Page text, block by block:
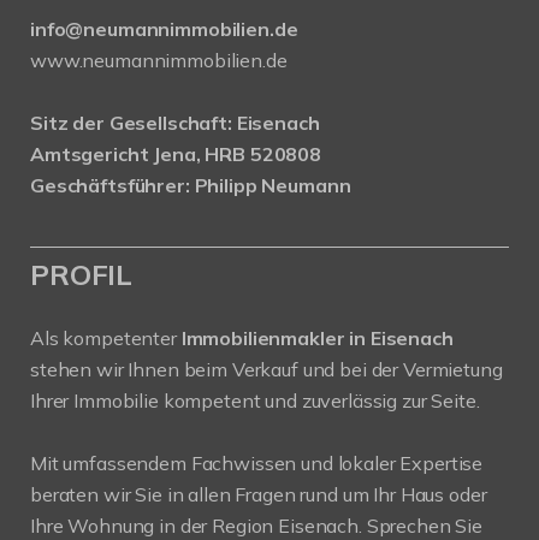
info@neumannimmobilien.de
www.neumannimmobilien.de
Sitz der Gesellschaft: Eisenach
Amtsgericht Jena, HRB 520808
Geschäftsführer: Philipp Neumann
PROFIL
Als kompetenter Immobilienmakler in Eisenach
stehen wir Ihnen beim Verkauf und bei der Vermietung
Ihrer Immobilie kompetent und zuverlässig zur Seite.
Mit umfassendem Fachwissen und lokaler Expertise
beraten wir Sie in allen Fragen rund um Ihr Haus oder
Ihre Wohnung in der Region Eisenach. Sprechen Sie